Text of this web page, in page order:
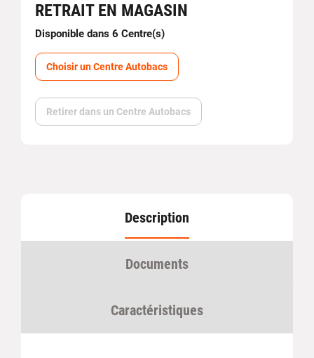
RETRAIT EN MAGASIN
Disponible dans 6 Centre(s)
Choisir un Centre Autobacs
Retirer dans un Centre Autobacs
Description
Documents
Caractéristiques